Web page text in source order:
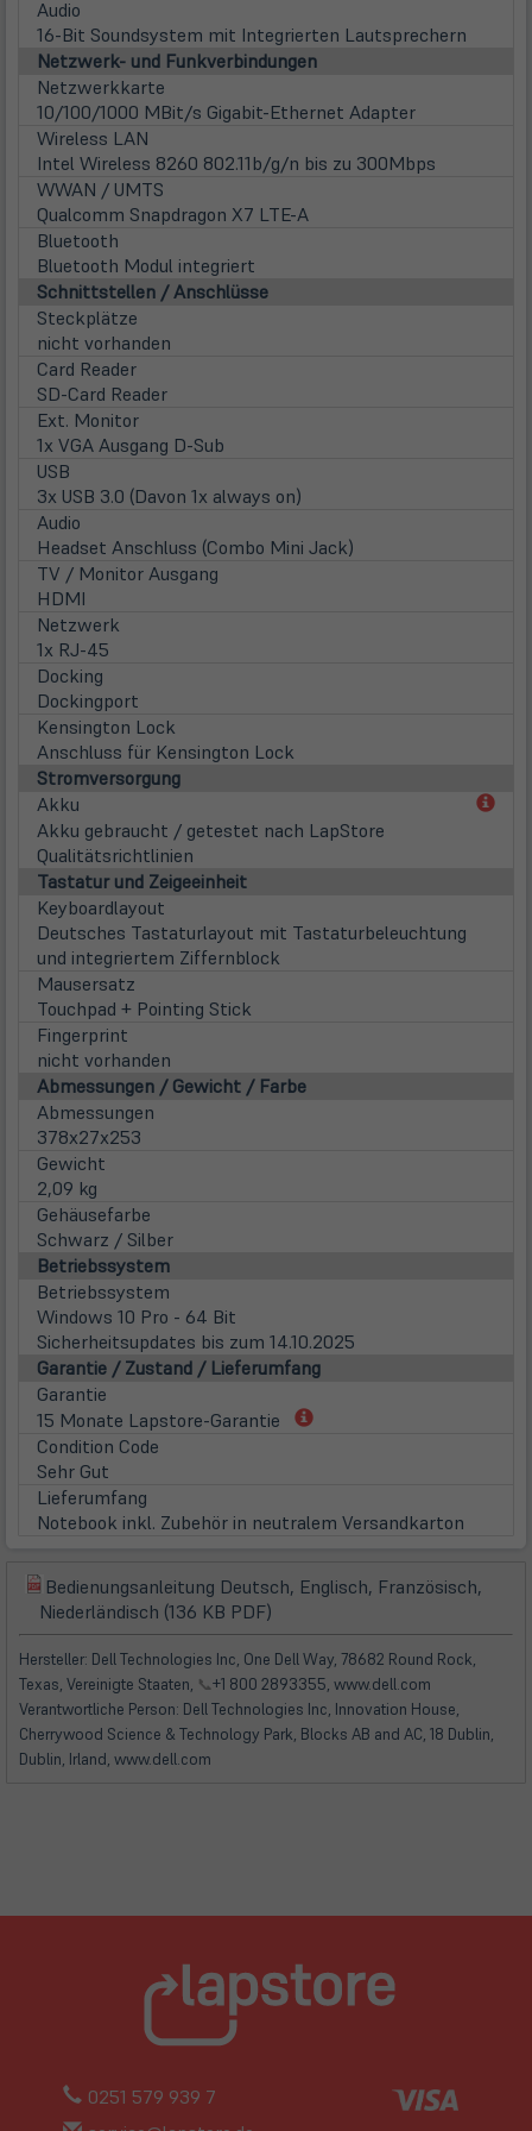
Audio
16-Bit Soundsystem mit Integrierten Lautsprechern
Netzwerk- und Funkverbindungen
Netzwerkkarte
10/100/1000 MBit/s Gigabit-Ethernet Adapter
Wireless LAN
Intel Wireless 8260 802.11b/g/n bis zu 300Mbps
WWAN / UMTS
Qualcomm Snapdragon X7 LTE-A
Bluetooth
Bluetooth Modul integriert
Schnittstellen / Anschlüsse
Steckplätze
nicht vorhanden
Card Reader
SD-Card Reader
Ext. Monitor
1x VGA Ausgang D-Sub
USB
3x USB 3.0 (Davon 1x always on)
Audio
Headset Anschluss (Combo Mini Jack)
TV / Monitor Ausgang
HDMI
Netzwerk
1x RJ-45
Docking
Dockingport
Kensington Lock
Anschluss für Kensington Lock
Stromversorgung
Akku
Akku gebraucht / getestet nach LapStore
Qualitätsrichtlinien
Tastatur und Zeigeeinheit
Keyboardlayout
Deutsches Tastaturlayout mit Tastaturbeleuchtung
und integriertem Ziffernblock
Mausersatz
Touchpad + Pointing Stick
Fingerprint
nicht vorhanden
Abmessungen / Gewicht / Farbe
Abmessungen
378x27x253
Gewicht
2,09 kg
Gehäusefarbe
Schwarz / Silber
Betriebssystem
Betriebssystem
Windows 10 Pro - 64 Bit
Sicherheitsupdates bis zum 14.10.2025
Garantie / Zustand / Lieferumfang
Garantie
15 Monate Lapstore-Garantie
(öffnet
Condition Code
Sehr Gut
Lieferumfang
Notebook inkl. Zubehör in neutralem Versandkarton
(öffnet
in
neuem
Tab)
Bedienungsanleitung Deutsch, Englisch, Französisch,
Niederländisch (136 KB PDF)
in
neuem
Tab)
Hersteller: Dell Technologies Inc, One Dell Way, 78682 Round Rock,
Texas, Vereinigte Staaten, 📞+1 800 2893355, www.dell.com
Verantwortliche Person: Dell Technologies Inc, Innovation House,
Cherrywood Science & Technology Park, Blocks AB and AC, 18 Dublin,
Dublin, Irland, www.dell.com
0251 579 939 7